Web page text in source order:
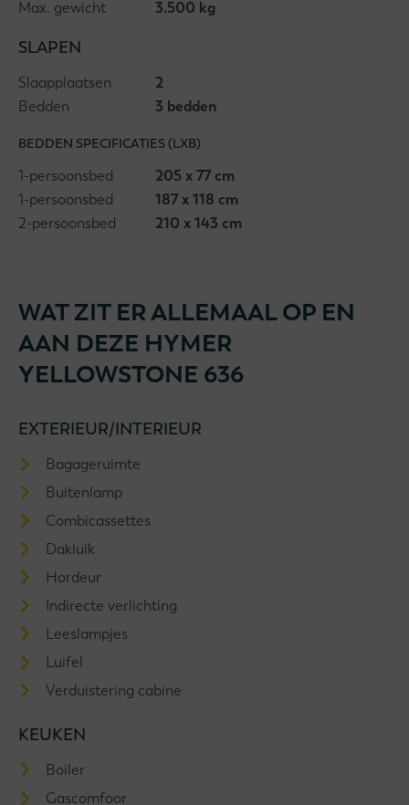
Max. gewicht
3.500 kg
SLAPEN
Slaapplaatsen
2
Bedden
3 bedden
BEDDEN SPECIFICATIES (LXB)
1-persoonsbed
205 x 77 cm
1-persoonsbed
187 x 118 cm
2-persoonsbed
210 x 143 cm
WAT ZIT ER ALLEMAAL OP EN
AAN DEZE HYMER
YELLOWSTONE 636
EXTERIEUR/INTERIEUR
Bagageruimte
Buitenlamp
Combicassettes
Dakluik
Hordeur
Indirecte verlichting
Leeslampjes
Luifel
Verduistering cabine
KEUKEN
Boiler
Gascomfoor